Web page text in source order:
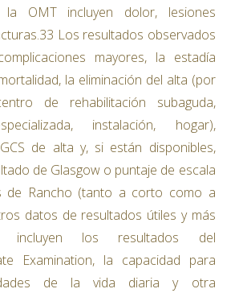
OMT incluyen dolor, lesiones
Los resultados observados
mayores, la estadía
la eliminación del alta (por
de rehabilitación subaguda,
instalación, hogar),
de alta y, si están disponibles,
de Glasgow o puntaje de escala
de Rancho (tanto a corto como a
datos de resultados útiles y más
incluyen los resultados del
Examination, la capacidad para
de la vida diaria y otra